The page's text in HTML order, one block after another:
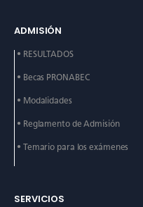
ADMISIÓN
• RESULTADOS
• Becas PRONABEC
• Modalidades
• Reglamento de Admisión
• Temario para los exámenes
SERVICIOS